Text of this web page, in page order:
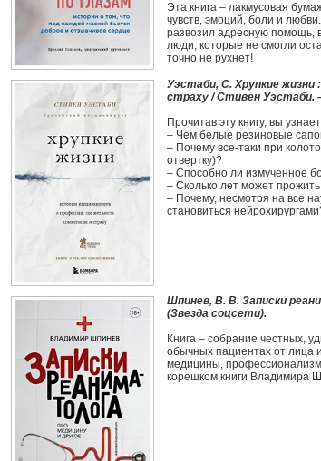
Эта книга – лакмусовая
чувств, эмоций, боли и
развозил адресную помощь,
люди, которые не смогли
точно не рухнет!
Уэстаби, С. Хрупкие жизни
страху / Стивен Уэстаби.
Прочитав эту книгу, вы
– Чем белые резиновые
– Почему все-таки при
отвертку)?
– Способно ли измученное
– Сколько лет может
– Почему, несмотря на все
становиться
Шпинев, В. В. Записки
(Звезда соцсети).
Книга – собрание честных,
обычных пациентах от лица
медицины, профессионализм
корешком книги Владимира